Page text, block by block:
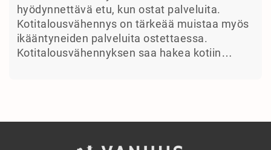
hyödynnettävä etu, kun ostat palveluita.
Kotitalousvähennys on tärkeää muistaa myös
ikääntyneiden palveluita ostettaessa.
Kotitalousvähennyksen saa hakea kotiin…